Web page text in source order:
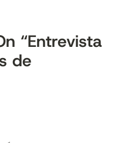
“Entrevista
de